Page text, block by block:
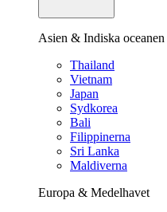
Asien & Indiska oceanen
Thailand
Vietnam
Japan
Sydkorea
Bali
Filippinerna
Sri Lanka
Maldiverna
Europa & Medelhavet